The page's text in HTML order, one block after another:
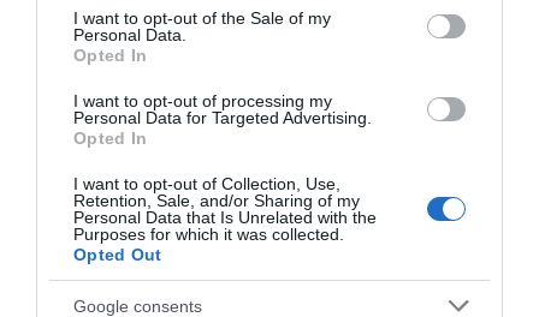
consent section.
I want to opt-out of the Sale of my
Personal Data.
Opted In
I want to opt-out of processing my
Personal Data for Targeted Advertising.
Opted In
I want to opt-out of Collection, Use,
Retention, Sale, and/or Sharing of my
Personal Data that Is Unrelated with the
Purposes for which it was collected.
Opted Out
Google consents